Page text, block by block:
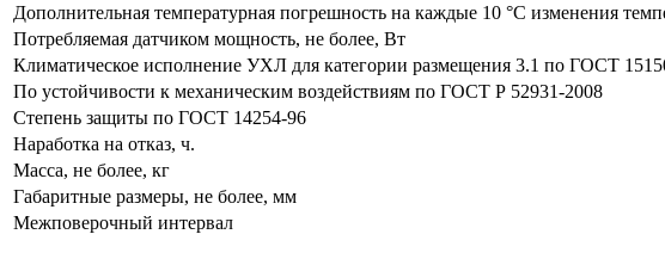
Дополнительная температурная погрешность на каждые 10 °С изменения
Потребляемая датчиком мощность, не более, Вт
Климатическое исполнение УХЛ для категории размещения 3.1 по ГОСТ
По устойчивости к механическим воздействиям по ГОСТ Р 52931-2008
Степень защиты по ГОСТ 14254-96
Наработка на отказ, ч.
Масса, не более, кг
Габаритные размеры, не более, мм
Межповерочный интервал